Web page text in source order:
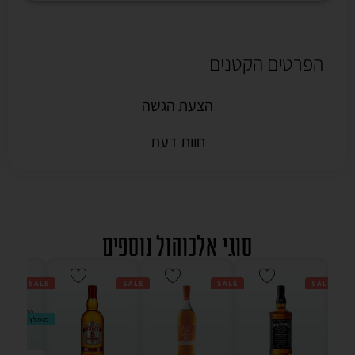
הצעת הגשה
חוות דעת
הפרטים הקטנים
סוגי אלכוהול נוספים
SALE
SALE
SALE
SALE
מומלץ